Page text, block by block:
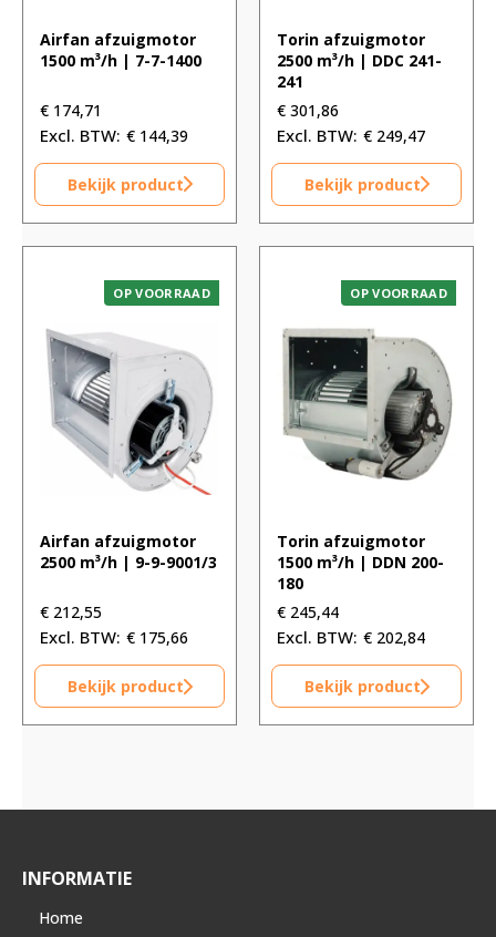
Airfan afzuigmotor
1500 m³/h | 7-7-1400
€ 174,71
€ 144,39
Bekijk product
Torin afzuigmotor
2500 m³/h | DDC 241-
241
€ 301,86
€ 249,47
Bekijk product
OP VOORRAAD
Airfan afzuigmotor
2500 m³/h | 9-9-9001/3
€ 212,55
€ 175,66
Bekijk product
OP VOORRAAD
Torin afzuigmotor
1500 m³/h | DDN 200-
180
€ 245,44
€ 202,84
Bekijk product
INFORMATIE
Home